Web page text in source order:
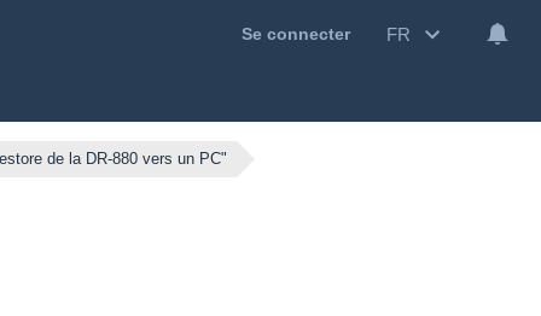
Se connecter FR
de la DR-880 vers un PC"